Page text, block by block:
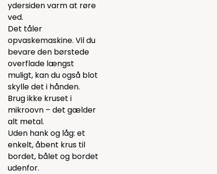
ydersiden varm at røre
ved.
Det tåler
opvaskemaskine. Vil du
bevare den børstede
overflade længst
muligt, kan du også blot
skylle det i hånden.
Brug ikke kruset i
mikroovn – det gælder
alt metal.
Uden hank og låg: et
enkelt, åbent krus til
bordet, bålet og bordet
udenfor.